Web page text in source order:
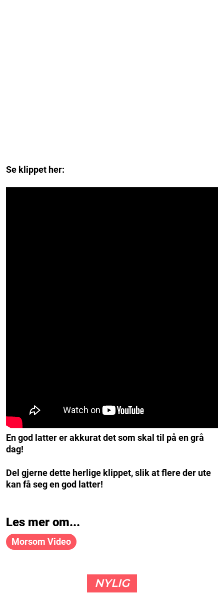
Se klippet her:
En god latter er akkurat det som skal til på en grå
dag!
Del gjerne dette herlige klippet, slik at flere der ute
kan få seg en god latter!
Les mer om...
Morsom Video
NYLIG